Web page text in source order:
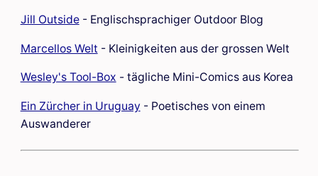
Jill Outside- Englischsprachiger Outdoor Blog
Marcellos Welt - Kleinigkeiten aus der grossen Welt
Wesley's Tool-Box - tägliche Mini-Comics aus Korea
Ein Zürcher in Uruguay - Poetisches von einem
Auswanderer